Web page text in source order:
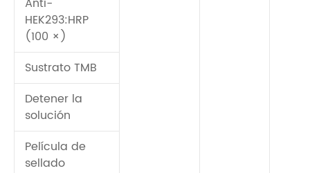
HEK293:HRP
(100 ×)
Sustrato TMB
Detener la
solución
Película de
sellado